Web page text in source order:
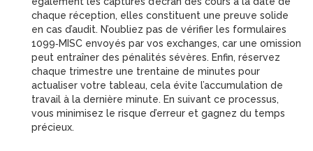
chaque réception, elles constituent une preuve solide
en cas d’audit. N’oubliez pas de vérifier les formulaires
1099‑MISC envoyés par vos exchanges, car une omission
peut entraîner des pénalités sévères. Enfin, réservez
chaque trimestre une trentaine de minutes pour
actualiser votre tableau, cela évite l’accumulation de
travail à la dernière minute. En suivant ce processus,
vous minimisez le risque d’erreur et gagnez du temps
précieux.